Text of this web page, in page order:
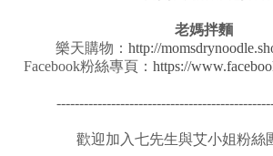
老媽拌麵
樂天購物： http://
Facebook粉絲專頁： https://
歡迎加入七先生與艾小姐粉絲